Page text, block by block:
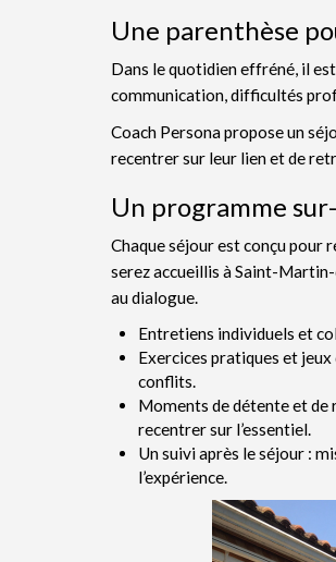
Une parenthèse
Dans le quotidien effréné, il
communication, difficultés
Coach Persona propose un
recentrer sur leur lien et de
Un programme
Chaque séjour est conçu pour
serez accueillis à Saint-
au dialogue.
Entretiens individuels et
Exercices pratiques et
conflits.
Moments de détente et de
recentrer sur l’essentiel.
Un suivi après le séjour :
l’expérience.